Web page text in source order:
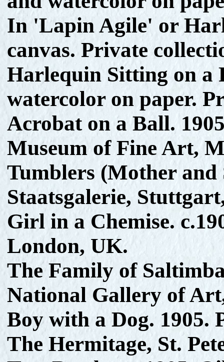
In 'Lapin Agile' or
canvas. Private
Harlequin Sitting on a
watercolor on paper.
Acrobat on a Ball.
Museum of Fine Art,
Tumblers (Mother and
Staatsgalerie,
Girl in a Chemise.
London, UK.
The Family of
National Gallery of
Boy with a Dog. 1905.
The Hermitage, St.